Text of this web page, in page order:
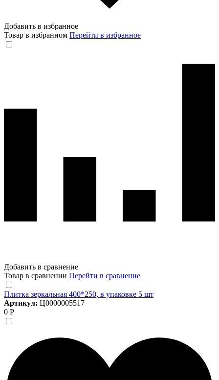
Добавить в избранное
Товар в избранном Перейти в избранное
Добавить в сравнение
Товар в сравнении Перейти в сравнение
Плитка зеркальная 400*250, в упаковке 5 шт
Артикул: Ц0000005517
0 Р